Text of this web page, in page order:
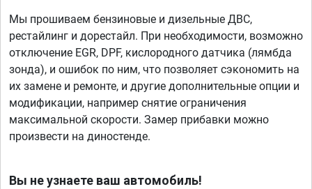
Мы прошиваем бензиновые и дизельные ДВС,
рестайлинг и дорестайл. При необходимости, возможно
отключение EGR, DPF, кислородного датчика (лямбда
зонда), и ошибок по ним, что позволяет сэкономить на
их замене и ремонте, и другие дополнительные опции и
модификации, например снятие ограничения
максимальной скорости. Замер прибавки можно
произвести на диностенде.
Вы не узнаете ваш автомобиль!